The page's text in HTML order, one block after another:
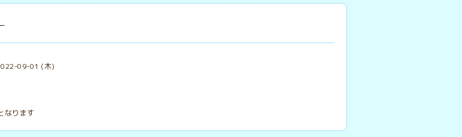
09-01 (木)
なります